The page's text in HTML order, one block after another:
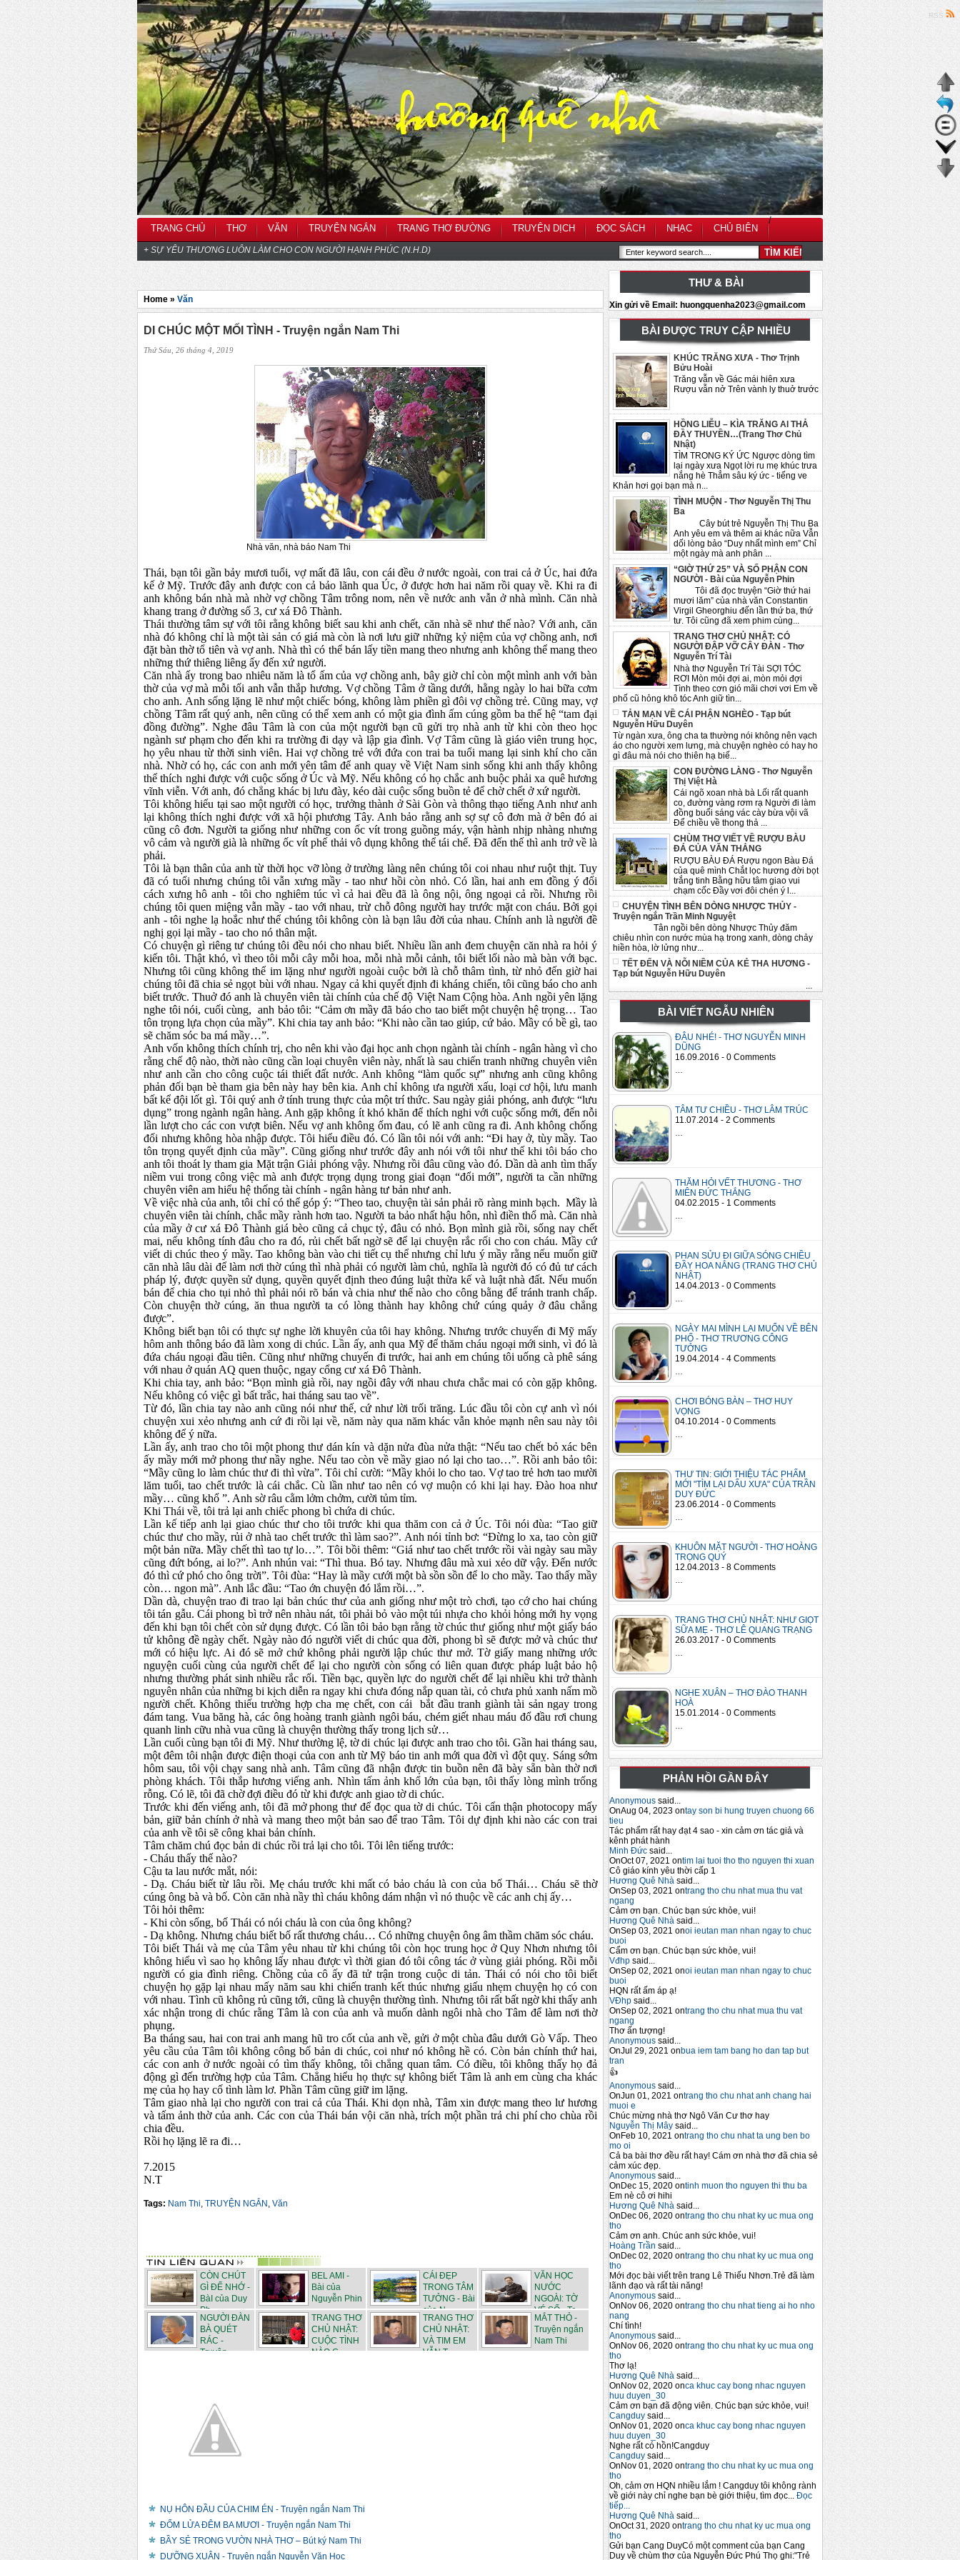
TRANG CHỦ THƠ VĂN TRUYỆN NGẮN TRANG THƠ ĐƯỜNG TRUYỆN DỊCH
/
ĐỌC SÁCH NHẠC CHỦ BIÊN
+ SỰ YÊU THƯƠNG LUÔN LÀM CHO CON NGƯỜI HẠNH PHÚC (N.H.D)
RSS
THƯ & BÀI
Xin gửi về Email: huongquenha2023@gmail.com
BÀI ĐƯỢC TRUY CẬP NHIỀU
KHÚC TRĂNG XƯA - Thơ Trịnh
Bửu Hoài
Trăng vẫn về Gác mái hiên xưa
Rượu vẫn nở Trên vành ly thuở trước
HỒNG LIỄU – KÌA TRĂNG AI THẢ
ĐẦY THUYỀN…(Trang Thơ Chủ
Nhật)
TÌM TRONG KÝ ỨC Ngược dòng tìm
lại ngày xưa Ngọt lời ru mẹ khúc trưa
nắng hè Thẳm sâu ký ức - tiếng ve
Khản hơi gọi bạn mà n...
TÌNH MUỘN - Thơ Nguyễn Thị Thu
Ba
Cây bút trẻ Nguyễn Thị Thu Ba
Anh yêu em và thêm ai khác nữa Vẫn
dối lòng bảo “Duy nhất mình em” Chỉ
một ngày mà anh phân ...
“GIỜ THỨ 25” VÀ SỐ PHẬN CON
NGƯỜI - Bài của Nguyễn Phin
Tôi đã đọc truyện “Giờ thứ hai
mươi lăm” của nhà văn Constantin
Virgil Gheorghiu đến lần thứ ba, thứ
tư. Tôi cũng đã xem phim cùng...
TRANG THƠ CHỦ NHẬT: CÓ
NGƯỜI ĐẬP VỠ CÂY ĐÀN - Thơ
Nguyễn Trí Tài
Nhà thơ Nguyễn Trí Tài SỢI TÓC
RƠI Mòn mỏi đợi ai, mòn mỏi đợi
Tình theo cơn gió mãi chơi vơi Em về
phố cũ hỏng khô tóc Anh giữ tìn...
TẢN MẠN VỀ CÁI PHẬN NGHÈO - Tạp bút
Nguyễn Hữu Duyên
Từ ngàn xưa, ông cha ta thường nói không nên vạch
áo cho người xem lưng, mà chuyện nghèo có hay ho
gì đâu mà nói cho thiên hạ biế...
CON ĐƯỜNG LÀNG - Thơ Nguyễn
Thị Việt Hà
Cái ngõ xoan nhà bà Lối rất quanh
co, đường vàng rơm rạ Người đi làm
đồng buổi sáng vác cày bừa vội vã
Để chiều về thong thả ...
CHÙM THƠ VIẾT VỀ RƯỢU BÀU
ĐÁ CỦA VĂN THẮNG
RƯỢU BÀU ĐÁ Rượu ngon Bàu Đá
của quê mình Chắt lọc hương đời bọt
trắng tinh Bằng hữu tâm giao vui
chạm cốc Đầy vơi đôi chén ý l...
CHUYỆN TÌNH BÊN DÒNG NHƯỢC THỦY -
Truyện ngắn Trần Minh Nguyệt
Tân ngồi bên dòng Nhược Thủy đăm
chiêu nhìn con nước mùa hạ trong xanh, dòng chảy
hiền hòa, lờ lửng như...
TẾT ĐẾN VÀ NỖI NIỀM CỦA KẺ THA HƯƠNG -
Tạp bút Nguyễn Hữu Duyên
BÀI VIẾT NGẪU NHIÊN
ĐÂU NHÉ! - THƠ NGUYỄN MINH
DŨNG
16.09.2016 - 0 Comments
TÂM TƯ CHIỀU - THƠ LÂM TRÚC
11.07.2014 - 2 Comments
THĂM HỎI VẾT THƯƠNG - THƠ
MIÊN ĐỨC THẮNG
04.02.2015 - 1 Comments
PHAN SỬU ĐI GIỮA SÓNG CHIỀU
ĐẦY HOA NẮNG (TRANG THƠ CHỦ
NHẬT)
14.04.2013 - 0 Comments
NGÀY MAI MÌNH LẠI MUỐN VỀ BÊN
PHỐ - THƠ TRƯƠNG CÔNG
TƯỞNG
19.04.2014 - 4 Comments
CHƠI BÓNG BÀN – THƠ HUY
VỌNG
04.10.2014 - 0 Comments
THƯ TIN: GIỚI THIỆU TÁC PHẨM
MỚI "TÌM LẠI DẤU XƯA" CỦA TRẦN
DUY ĐỨC
23.06.2014 - 0 Comments
KHUÔN MẶT NGƯỜI - THƠ HOÀNG
TRỌNG QUÝ
12.04.2013 - 8 Comments
TRANG THƠ CHỦ NHẬT: NHƯ GIỌT
SỮA MẸ - THƠ LÊ QUANG TRẠNG
26.03.2017 - 0 Comments
NGHE XUÂN – THƠ ĐÀO THANH
HOÀ
15.01.2014 - 0 Comments
PHẢN HỒI GẦN ĐÂY
Anonymous said...
OnAug 04, 2023 ontay son bi hung truyen chuong 66
tieu
Tác phẩm rất hay đạt 4 sao - xin cảm ơn tác giả và
kênh phát hành
Minh Đức said...
OnOct 07, 2021 ontim lai tuoi tho tho nguyen thi xuan
Cô giáo kính yêu thời cấp 1
Hương Quê Nhà said...
OnSep 03, 2021 ontrang tho chu nhat mua thu vat
ngang
Cảm ơn bạn. Chúc bạn sức khỏe, vui!
Hương Quê Nhà said...
OnSep 03, 2021 onoi ieutan man nhan ngay to chuc
buoi
Cẩm ơn bạn. Chúc bạn sức khỏe, vui!
Vđhp said...
OnSep 02, 2021 onoi ieutan man nhan ngay to chuc
buoi
HQN rất ấm áp ạ!
VĐhp said...
OnSep 02, 2021 ontrang tho chu nhat mua thu vat
ngang
Thơ ấn tượng!
Anonymous said...
OnJul 29, 2021 onbua iem tam bang ho dan tap but
tran
👍
Anonymous said...
OnJun 01, 2021 ontrang tho chu nhat anh chang hai
muoi e
Chúc mừng nhà thơ Ngô Văn Cư thơ hay
Nguyễn Thị Mây said...
OnFeb 10, 2021 ontrang tho chu nhat ta ung ben bo
mo oi
Cả ba bài thơ đều rất hay! Cám ơn nhà thơ đã chia sẻ
cảm xúc đẹp.
Anonymous said...
OnDec 15, 2020 ontinh muon tho nguyen thi thu ba
Em nè cô ơi hihi
Hương Quê Nhà said...
OnDec 06, 2020 ontrang tho chu nhat ky uc mua ong
tho
Cảm ơn anh. Chúc anh sức khỏe, vui!
Hoàng Trần said...
OnDec 02, 2020 ontrang tho chu nhat ky uc mua ong
tho
Mới đọc bài viết trên trang Lê Thiếu Nhơn.Trẻ đã làm
lãnh đạo và rất tài năng!
Anonymous said...
OnNov 06, 2020 ontrang tho chu nhat tieng ai ho nho
nang
Chí tình!
Anonymous said...
OnNov 06, 2020 ontrang tho chu nhat ky uc mua ong
tho
Thơ lạ!
Hương Quê Nhà said...
OnNov 02, 2020 onca khuc cay bong nhac nguyen
huu duyen_30
Cảm ơn bạn đã động viên. Chúc bạn sức khỏe, vui!
Cangduy said...
OnNov 01, 2020 onca khuc cay bong nhac nguyen
huu duyen_30
Nghe rất có hồn!Cangduy
Cangduy said...
OnNov 01, 2020 ontrang tho chu nhat ky uc mua ong
tho
Oh, cảm ơn HQN nhiều lắm ! Cangduy tôi không rành
về giới này chỉ nghe bạn bè giới thiệu, tìm đọc...
Đọc
tiếp...
Hương Quê Nhà said...
OnOct 31, 2020 ontrang tho chu nhat ky uc mua ong
tho
Gửi bạn Cang DuyCó một comment của bạn Cang
Duy về chùm thơ của Nguyễn Đức Phú Thọ ghi:"Trẻ
Home » Văn
DI CHÚC MỘT MỐI TÌNH - Truyện ngắn Nam Thi
Thứ Sáu, 26 tháng 4, 2019
Nhà văn, nhà báo Nam Thi
Thái, bạn tôi gần bảy mươi tuổi, vợ mất đã lâu, con cái đều ở nước ngoài, con trai cả ở Úc, hai đứa
kế ở Mỹ. Trước đây anh được con cả bảo lãnh qua Úc, ở được hơn hai năm rồi quay về. Khi ra đi
anh không bán nhà mà nhờ vợ chồng Tâm trông nom, nên về nước anh vẫn ở nhà mình. Căn nhà
khang trang ở đường số 3, cư xá Đô Thành.
Thái thường tâm sự với tôi rằng không biết sau khi anh chết, căn nhà sẽ như thế nào? Với anh, căn
nhà đó không chỉ là một tài sản có giá mà còn là nơi lưu giữ những kỷ niệm của vợ chồng anh, nơi
đặt bàn thờ tổ tiên và vợ anh. Nhà thì có thể bán lấy tiền mang theo nhưng anh không thể mang theo
những thứ thiêng liêng ấy đến xứ người.
Căn nhà ấy trong bao nhiêu năm là tổ ấm của vợ chồng anh, bây giờ chỉ còn một mình anh với bàn
thờ của vợ mà mỗi tối anh vẫn thắp hương. Vợ chồng Tâm ở tầng dưới, hằng ngày lo hai bữa cơm
cho anh. Anh sống lặng lẽ như một chiếc bóng, không làm phiền gì đôi vợ chồng trẻ. Cũng may, vợ
chồng Tâm rất quý anh, nên cũng có thể xem anh có một gia đình ấm cúng gồm ba thế hệ “tam đại
đồng đường”. Nghe đâu Tâm là con của một người bạn cũ gửi trọ nhà anh từ khi còn theo học
ngành sư phạm cho đến khi ra trường đi dạy và lập gia đình. Vợ Tâm cũng là giáo viên trung học,
họ yêu nhau từ thời sinh viên. Hai vợ chồng trẻ với đứa con trai ba tuổi mang lại sinh khí cho căn
nhà. Nhờ có họ, các con anh mới yên tâm để anh quay về Việt Nam sinh sống khi anh thấy không
thể thích nghi được với cuộc sống ở Úc và Mỹ. Nếu không có họ chắc anh buộc phải xa quê hương
vĩnh viễn. Với anh, đó chẳng khác bị lưu đày, kéo dài cuộc sống buồn tẻ để chờ chết ở xứ người.
Tôi không hiểu tại sao một người có học, trưởng thành ở Sài Gòn và thông thạo tiếng Anh như anh
lại không thích nghi được với xã hội phương Tây. Anh bảo rằng anh sợ sự cô đơn mà ở bên đó ai
cũng cô đơn. Người ta giống như những con ốc vít trong guồng máy, vận hành nhịp nhàng nhưng
vô cảm và người già là những ốc vít phế thải vô dụng không thể tái chế. Đã đến thế thì anh trở về là
phải.
Tôi là bạn thân của anh từ thời học vỡ lòng ở trường làng nên chúng tôi coi nhau như ruột thịt. Tuy
đã có tuổi nhưng chúng tôi vẫn xưng mầy - tao như hồi còn nhỏ. Có lần, hai anh em đồng ý đổi
cách xưng hô anh - tôi cho nghiêm túc vì cả hai đều đã là ông nội, ông ngoại cả rồi. Nhưng rồi
chúng tôi quen miệng vẫn mầy - tao với nhau, trừ chỗ đông người hay trước mặt con cháu. Bởi gọi
anh - tôi nghe lạ hoắc như thể chúng tôi không còn là bạn lâu đời của nhau. Chính anh là người đề
nghị gọi lại mầy - tao cho nó thân mật.
Có chuyện gì riêng tư chúng tôi đều nói cho nhau biết. Nhiều lần anh đem chuyện căn nhà ra hỏi ý
kiến tôi. Thật khó, vì theo tôi mỗi cây mỗi hoa, mỗi nhà mỗi cảnh, tôi biết lối nào mà bàn với bạc.
Nhưng tôi cũng không thể im lặng như người ngoài cuộc bởi là chỗ thâm tình, từ nhỏ đến giờ hai
chúng tôi đã chia sẻ ngọt bùi với nhau. Ngay cả khi quyết định đi kháng chiến, tôi cũng báo cho anh
biết trước. Thuở đó anh là chuyên viên tài chính của chế độ Việt Nam Cộng hòa. Anh ngồi yên lặng
nghe tôi nói, cuối cùng, anh bảo tôi: “Cảm ơn mầy đã báo cho tao biết một chuyện hệ trọng… Tao
tôn trọng lựa chọn của mầy”. Khi chia tay anh bảo: “Khi nào cần tao giúp, cứ bảo. Mầy có bề gì, tao
sẽ chăm sóc ba má mầy…”.
Anh vốn không thích chính trị, cho nên khi vào đại học anh chọn ngành tài chính - ngân hàng vì cho
rằng chế độ nào, thời nào cũng cần loại chuyên viên này, nhất là sau chiến tranh những chuyên viên
như anh cần cho công cuộc tái thiết đất nước. Anh không “làm quốc sự” nhưng anh cũng không
phản đối bạn bè tham gia bên này hay bên kia. Anh chỉ không ưa người xấu, loại cơ hội, lưu manh
bất kể đội lốt gì. Tôi quý anh ở tính trung thực của một trí thức. Sau ngày giải phóng, anh được “lưu
dụng” trong ngành ngân hàng. Anh gặp không ít khó khăn để thích nghi với cuộc sống mới, đến nỗi
lần lượt cho các con vượt biên. Nếu vợ anh không ốm đau, có lẽ anh cũng ra đi. Anh không chống
đối nhưng không hòa nhập được. Tôi hiểu điều đó. Có lần tôi nói với anh: “Đi hay ở, tùy mầy. Tao
tôn trọng quyết định của mầy”. Cũng giống như trước đây anh nói với tôi như thế khi tôi báo cho
anh tôi thoát ly tham gia Mặt trận Giải phóng vậy. Nhưng rồi đâu cũng vào đó. Dần dà anh tìm thấy
niềm vui trong công việc mà anh được trọng dụng trong giai đoạn “đổi mới”, người ta cần những
chuyên viên am hiểu hệ thống tài chính - ngân hàng tư bản như anh.
Về việc nhà của anh, tôi chỉ có thể góp ý: “Theo tao, chuyện tài sản phải rõ ràng minh bạch. Mầy là
chuyên viên tài chính, chắc mầy rành hơn tao. Người ta bảo nhất hậu hôn, nhì điền thổ mà. Căn nhà
của mầy ở cư xá Đô Thành giá bèo cũng cả chục tỷ, đâu có nhỏ. Bọn mình già rồi, sống nay chết
mai, nếu không tính đâu cho ra đó, rủi chết bất ngờ sẽ để lại chuyện rắc rối cho con cháu. Mầy cứ
viết di chúc theo ý mầy. Tao không bàn vào chi tiết cụ thể nhưng chỉ lưu ý mầy rằng nếu muốn giữ
căn nhà lâu dài để làm nơi thờ cúng thì nhà phải có người làm chủ, nghĩa là người đó có đủ tư cách
pháp lý, được quyền sử dụng, quyền quyết định theo đúng luật thừa kế và luật nhà đất. Nếu muốn
bán để chia cho tụi nhỏ thì phải nói rõ bán và chia như thế nào cho công bằng để tránh tranh chấp.
Còn chuyện thờ cúng, ăn thua người ta có lòng thành hay không chứ cúng quảy ở đâu chẳng
được”.
Không biết bạn tôi có thực sự nghe lời khuyên của tôi hay không. Nhưng trước chuyến đi Mỹ mấy
hôm anh thông báo đã làm xong di chúc. Lần ấy, anh qua Mỹ để thăm cháu ngoại mới sinh, vì đó là
đứa cháu ngoại đầu tiên. Cũng như những chuyến đi trước, hai anh em chúng tôi uống cà phê sáng
với nhau ở quán AQ quen thuộc, ngay cổng cư xá Đô Thành.
Khi chia tay, anh bảo: “Bọn mình già rồi, nay ngồi đây với nhau chưa chắc mai có còn gặp không.
Nếu không có việc gì bất trắc, hai tháng sau tao về”.
Từ đó, lần chia tay nào anh cũng nói như thế, cứ như lời trối trăng. Lúc đầu tôi còn cự anh vì nói
chuyện xui xẻo nhưng anh cứ đi rồi lại về, năm này qua năm khác vẫn khỏe mạnh nên sau này tôi
không để ý nữa.
Lần ấy, anh trao cho tôi một phong thư dán kín và dặn nửa đùa nửa thật: “Nếu tao chết bỏ xác bên
ấy mầy mới mở phong thư nầy nghe. Nếu tao còn về mầy giao nó lại cho tao…”. Rồi anh bảo tôi:
“Mầy cũng lo làm chúc thư đi thì vừa”. Tôi chỉ cười: “Mầy khỏi lo cho tao. Vợ tao trẻ hơn tao mười
lăm tuổi, tao chết trước là cái chắc. Cù lần như tao nên có vợ muộn có khi lại hay. Đào hoa như
mầy… cũng khổ ”. Anh sờ râu cằm lởm chởm, cười tủm tỉm.
Khi Thái về, tôi trả lại anh chiếc phong bì chứa di chúc.
Lần kế tiếp anh lại giao chúc thư cho tôi trước khi qua thăm con cả ở Úc. Tôi nói đùa: “Tao giữ
chúc thư cho mầy, rủi ở nhà tao chết trước thì làm sao?”. Anh nói tỉnh bơ: “Đừng lo xa, tao còn giữ
một bản nữa. Mầy chết thì tao tự lo…”. Tôi bồi thêm: “Giá như tao chết trước rồi vài ngày sau mầy
cũng đứt bóng, ai lo?”. Anh nhún vai: “Thì thua. Bó tay. Nhưng đâu mà xui xẻo dữ vậy. Đến nước
đó thì cứ phó cho ông trời”. Tôi đùa: “Hay là mầy cưới một bà sồn sồn để lo cho mầy. Tao thấy mầy
còn… ngon mà”. Anh lắc đầu: “Tao ớn chuyện đó lắm rồi…”.
Dần dà, chuyện trao đi trao lại bản chúc thư của anh giống như một trò chơi, tạo cớ cho hai chúng
tôi tán gẫu. Cái phong bì trở nên nhàu nát, tôi phải bỏ vào một túi nhựa cho khỏi hỏng mới hy vọng
đến khi bạn tôi chết còn sử dụng được. Có lần tôi bảo bạn rằng tờ chúc thư giống như một giấy báo
tử không đề ngày chết. Ngày nào đó người viết di chúc qua đời, phong bì sẽ được mở và chúc thư
mới có hiệu lực. Ai đó sẽ mở chứ không phải người lập chúc thư mở. Tờ giấy mang những ước
nguyện cuối cùng của người chết để lại cho người còn sống có liên quan được pháp luật bảo hộ
nhưng thường phát sinh nhiều rắc rối. Tiền bạc, quyền lực do người chết để lại nhiều khi trở thành
nguyên nhân của những bi kịch diễn ra ngay khi chưa đóng nắp quan tài, cỏ chưa phủ xanh nấm mồ
người chết. Không thiếu trường hợp cha mẹ chết, con cái bắt đầu tranh giành tài sản ngay trong
đám tang. Vua băng hà, các ông hoàng tranh giành ngôi báu, chém giết nhau máu đổ đầu rơi chung
quanh linh cữu nhà vua cũng là chuyện thường thấy trong lịch sử…
Lần cuối cùng bạn tôi đi Mỹ. Như thường lệ, tờ di chúc lại được anh trao cho tôi. Gần hai tháng sau,
một đêm tôi nhận được điện thoại của con anh từ Mỹ báo tin anh mới qua đời vì đột quỵ. Sáng sớm
hôm sau, tôi vội chạy sang nhà anh. Tâm cũng đã nhận được tin buồn nên đã bày sẵn bàn thờ nơi
phòng khách. Tôi thắp hương viếng anh. Nhìn tấm ảnh khổ lớn của bạn, tôi thấy lòng mình trống
rỗng. Có lẽ, tôi đã chờ đợi điều đó từ khi được anh giao tờ di chúc.
Trước khi đến viếng anh, tôi đã mở phong thư để đọc qua tờ di chúc. Tôi cẩn thận photocopy mấy
bản, giữ bản chính ở nhà và mang theo một bản sao để trao Tâm. Tôi dự định khi nào các con trai
của anh về tôi sẽ công khai bản chính.
Tâm chăm chú đọc bản di chúc rồi trả lại cho tôi. Tôi lên tiếng trước:
- Cháu thấy thế nào?
Cậu ta lau nước mắt, nói:
- Dạ. Cháu biết từ lâu rồi. Mẹ cháu trước khi mất có bảo cháu là con của bố Thái… Cháu sẽ thờ
cúng ông bà và bố. Còn căn nhà nầy thì cháu không dám nhận vì nó thuộc về các anh chị ấy…
Tôi hỏi thêm:
- Khi còn sống, bố Thái có nói cháu là con của ông không?
- Dạ không. Nhưng cháu biết bố rất thương cháu… Có những chuyện ông âm thầm chăm sóc cháu.
Tôi biết Thái và mẹ của Tâm yêu nhau từ khi chúng tôi còn học trung học ở Quy Nhơn nhưng tôi
không hiểu vì sao họ không lấy nhau được vì thời gian đó tôi công tác ở vùng giải phóng. Rồi mỗi
người có gia đình riêng. Chồng của cô ấy đã tử trận trong cuộc di tản. Thái có nói cho tôi biết
chuyện họ gặp lại nhau mấy năm sau khi chiến tranh kết thúc nhưng giấu nhẹm chuyện họ có con
với nhau. Tình cũ không rủ cũng tới, cũng là chuyện thường tình. Nhưng tôi rất bất ngờ khi thấy anh
xác nhận trong di chúc rằng Tâm là con của anh và muốn dành ngôi nhà cho Tâm để làm nơi thờ
phụng.
Ba tháng sau, hai con trai anh mang hũ tro cốt của anh về, gửi ở một chùa đâu dưới Gò Vấp. Theo
yêu cầu của Tâm tôi không công bố bản di chúc, coi như nó không hề có. Còn bản chính thứ hai,
các con anh ở nước ngoài có tìm thấy không, tôi chẳng quan tâm. Có điều, tôi không thấy họ đả
động gì đến trường hợp của Tâm. Chẳng hiểu họ thực sự không biết Tâm là anh em cùng cha khác
mẹ của họ hay cố tình làm lơ. Phần Tâm cũng giữ im lặng.
Tâm giao nhà lại cho người con trai cả của Thái. Khi dọn nhà, Tâm xin được mang theo lư hương
và tấm ảnh thờ của anh. Các con của Thái bán vội căn nhà, trích một phần trả chi phí cho chùa rồi
chia đều.
Rồi họ lặng lẽ ra đi…
7.2015
N.T
Tags: Nam Thi, TRUYỆN NGẮN , Văn
CÒN CHÚT
GÌ ĐỂ NHỚ -
BàI của Duy
Ph...
BEL AMI -
Bài của
Nguyễn Phin
CÁI ĐẸP
TRONG TÂM
TƯỞNG - Bài
của N...
VĂN HỌC
NƯỚC
NGOÀI: TỜ
VÉ SỐ - Tr...
NGƯỜI ĐÀN
BÀ QUÉT
RÁC -
Truyện
TRANG THƠ
CHỦ NHẬT:
CUỘC TÌNH
NÀO C...
TRANG THƠ
CHỦ NHẬT:
VÀ TIM EM
VẪN T...
MẮT THỎ -
Truyện ngắn
Nam Thi
NỤ HÔN ĐẦU CỦA CHIM ÉN - Truyện ngắn Nam Thi
ĐỐM LỬA ĐÊM BA MƯƠI - Truyện ngắn Nam Thi
BẦY SẺ TRONG VƯỜN NHÀ THƠ – Bút ký Nam Thi
DƯỠNG XUÂN - Truyện ngắn Nguyễn Văn Học